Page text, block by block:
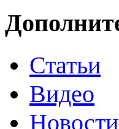
Статьи
Видео
Новости